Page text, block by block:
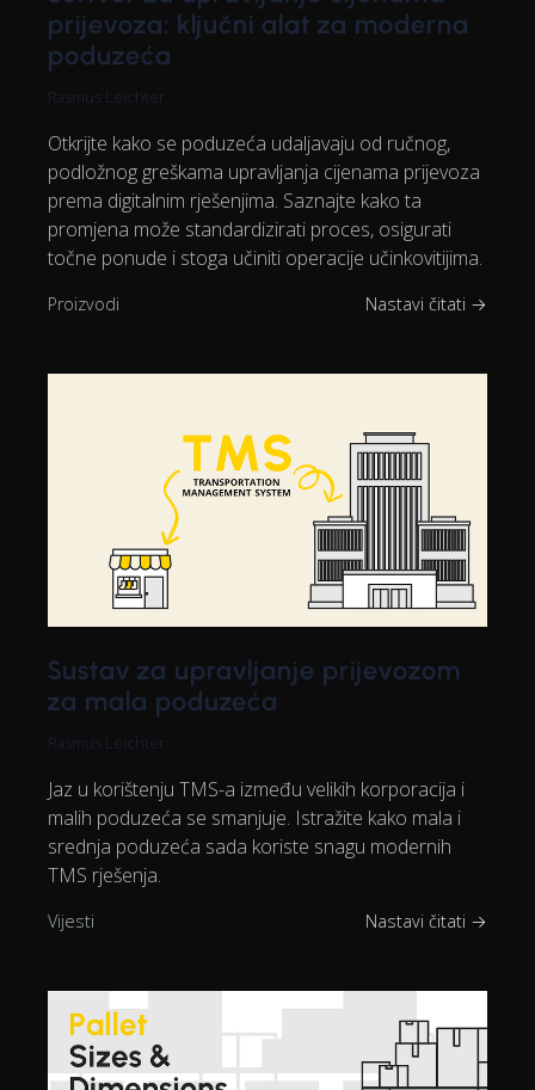
prijevoza: ključni alat za moderna
poduzeća
Rasmus Leichter
Otkrijte kako se poduzeća udaljavaju od ručnog,
podložnog greškama upravljanja cijenama prijevoza
prema digitalnim rješenjima. Saznajte kako ta
promjena može standardizirati proces, osigurati
točne ponude i stoga učiniti operacije učinkovitijima.
Proizvodi Nastavi čitati →
Sustav za upravljanje prijevozom
za mala poduzeća
Rasmus Leichter
Jaz u korištenju TMS-a između velikih korporacija i
malih poduzeća se smanjuje. Istražite kako mala i
srednja poduzeća sada koriste snagu modernih
TMS rješenja.
Vijesti Nastavi čitati →